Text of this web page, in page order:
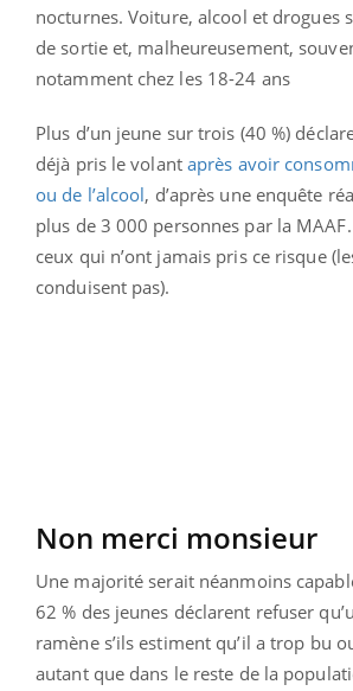
nocturnes. Voiture, alcool et drogues
de sortie et, malheureusement,
notamment chez les 18-24 ans
Plus d’un jeune sur trois (40 %)
déjà pris le volant après avoir
ou de l’alcool, d’après une enquête
plus de 3 000 personnes par la MAAF.
ceux qui n’ont jamais pris ce risque
conduisent pas).
Non merci monsieur
Une majorité serait néanmoins
62 % des jeunes déclarent refuser
ramène s’ils estiment qu’il a trop bu
autant que dans le reste de la